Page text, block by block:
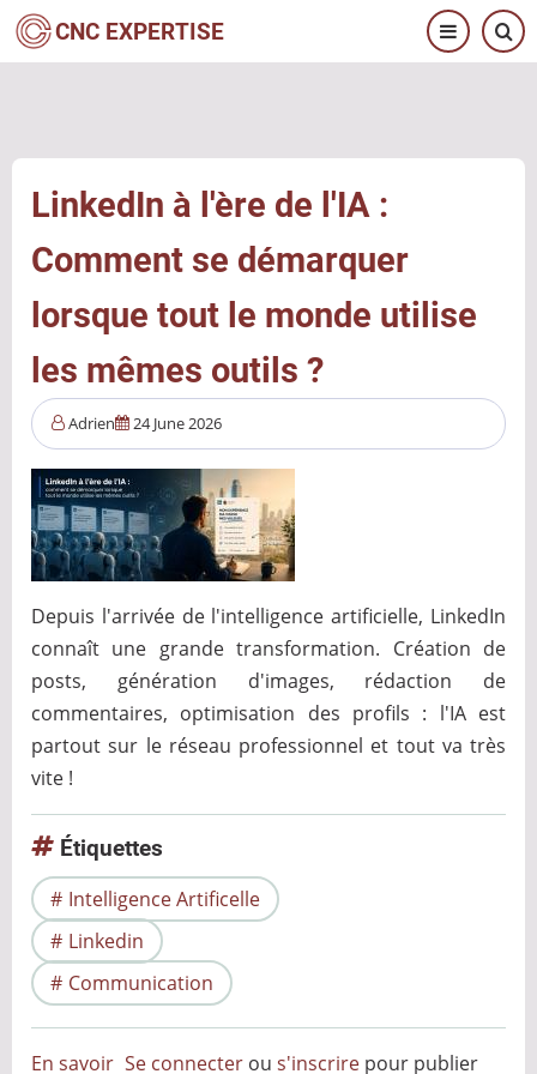
Aller
au
CNC EXPERTISE
LinkedIn à l'ère de l'IA :
Comment se démarquer
lorsque tout le monde utilise
les mêmes outils ?
Adrien 24 June 2026
Depuis l'arrivée de l'intelligence artificielle, LinkedIn
connaît une grande transformation. Création de
posts, génération d'images, rédaction de
commentaires, optimisation des profils : l'IA est
partout sur le réseau professionnel et tout va très
vite !
Étiquettes
Intelligence Artificelle
Linkedin
Communication
En savoir Se connecter ous'inscrire pour publier